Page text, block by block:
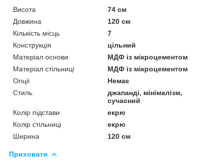
Висота
74 см
Довжина
120 см
Кількість місць
7
Конструкція
цільний
Матеріал основи
МДФ із мікроцементом
Матеріал стільниці
МДФ із мікроцементом
Опції
Немає
Стиль
джапанді, мінімалізм,
сучасний
Колір підстави
екрю
Колір стільниці
екрю
Ширина
120 см
Приховати